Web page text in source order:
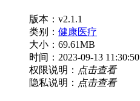
版本：v2.1.1
类别： 健康医疗
大小：69.61MB
时间：2023-09-13 11:30:50
权限说明： 点击查看
隐私说明： 点击查看